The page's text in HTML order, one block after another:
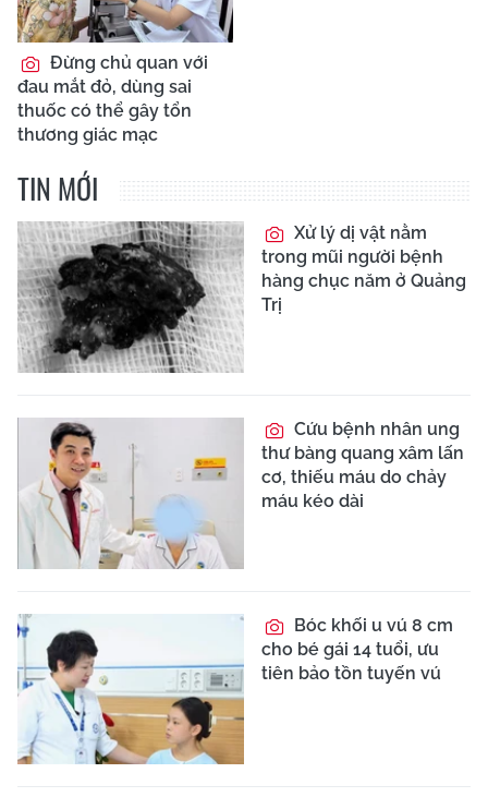
Đừng chủ quan với
đau mắt đỏ, dùng sai
thuốc có thể gây tổn
thương giác mạc
TIN MỚI
Xử lý dị vật nằm
trong mũi người bệnh
hàng chục năm ở Quảng
Trị
Cứu bệnh nhân ung
thư bàng quang xâm lấn
cơ, thiếu máu do chảy
máu kéo dài
Bóc khối u vú 8 cm
cho bé gái 14 tuổi, ưu
tiên bảo tồn tuyến vú